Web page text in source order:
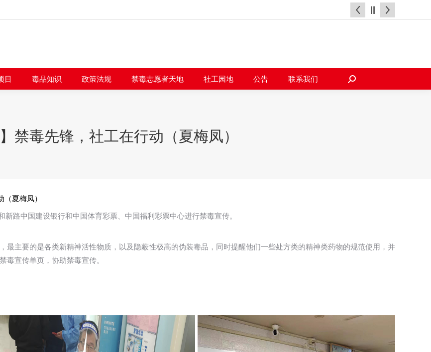
目 毒品知识 政策法规 禁毒志愿者天地 社工园地 公告 联系我们
搜
】禁毒先锋，社工在行动（夏梅凤）
（夏梅凤）
路中国建设银行和中国体育彩票、中国福利彩票中心进行禁毒宣传。
最主要的是各类新精神活性物质，以及隐蔽性极高的伪装毒品，同时提醒他们一些处方类的精神类药物的规范使用，并
毒宣传单页，协助禁毒宣传。
品牌项目 毒品知识 政策法规 禁毒志愿者天地 社工园地 公告 联系我们
搜